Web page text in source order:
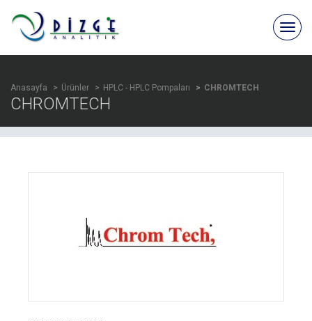
Anasayfa Ürünler HPLC - HPLC Pompaları CHROMTECH
CHROMTECH